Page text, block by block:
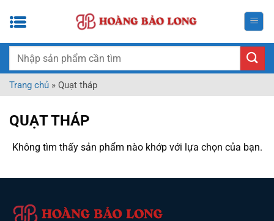
qua
dung
Tìm
Trang chủ » Quạt tháp
QUẠT THÁP
Không tìm thấy sản phẩm nào khớp với lựa chọn của bạn.